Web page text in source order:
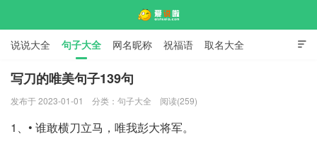

说说大全 句子大全 网名昵称 祝福语 取名大全
标语口号 签名大全
写刀的唯美句子139句
发布于 2023-01-01 分类： 句子大全 阅读(259)
1、• 谁敢横刀立马，唯我彭大将军。